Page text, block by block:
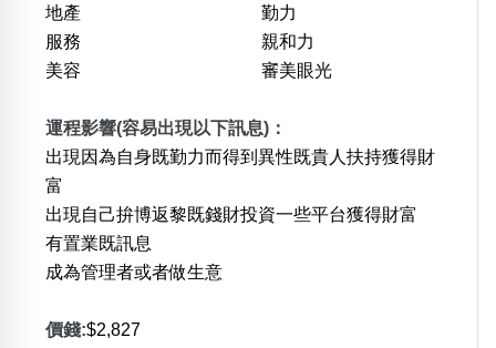
地產
服務
美容
勤力
親和力
審美眼光
運程影響(容易出現以下訊息)：
出現因為自身既勤力而得到異性既貴人扶持獲得財
富
出現自己拚博返黎既錢財投資一些平台獲得財富
有置業既訊息
成為管理者或者做生意
價錢:$2,827